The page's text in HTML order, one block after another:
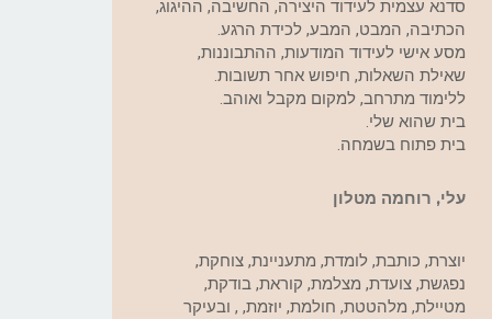
סדנא עצמית לעידוד היצירה, החשיבה, ההיגוג,
הכתיבה, המבט, המבע, לכידת הרגע.
מסע אישי לעידוד המודעות, ההתבוננות,
שאילת השאלות, חיפוש אחר תשובות.
ללימוד מתרחב, למקום מקבל ואוהב.
בית שהוא שלי.
בית פתוח בשמחה.
עלי, רוחמה מטלון
יוצרת, כותבת, לומדת, מתעניינת, צוחקת,
נפגשת, צועדת, מצלמת, קוראת, בודקת,
מטיילת, מלהטטת, חולמת, יוזמת, , ובעיקר